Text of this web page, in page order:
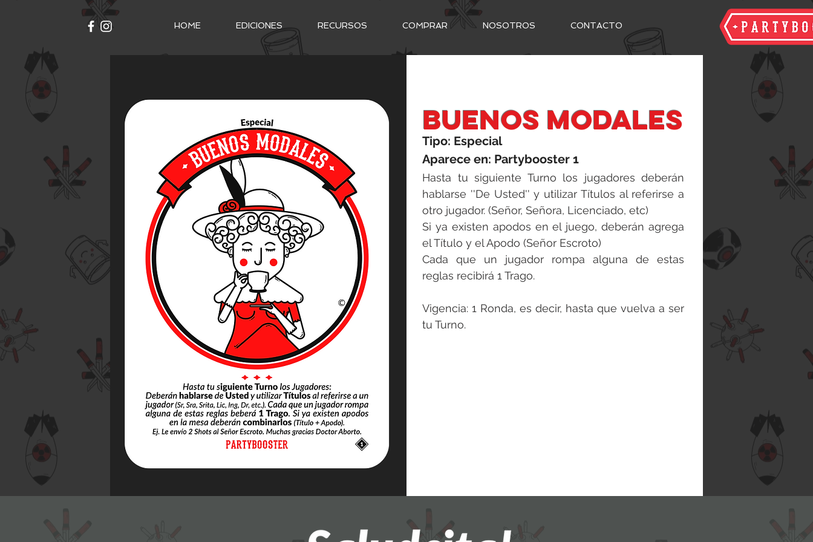
HOME EDICIONES RECURSOS COMPRAR NOSOTROS CONTACTO
buenos modales
Tipo: Especial
Aparece en: Partybooster 1
Hasta tu siguiente Turno los jugadores deberán
hablarse ''De Usted'' y utilizar Títulos al referirse a
otro jugador. (Señor, Señora, Licenciado, etc)
Si ya existen apodos en el juego, deberán agrega
el Título y el Apodo (Señor Escroto)
Cada que un jugador rompa alguna de estas
reglas recibirá 1 Trago.
Vigencia: 1 Ronda, es decir, hasta que vuelva a ser
tu Turno.